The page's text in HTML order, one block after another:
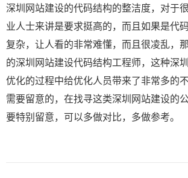
深圳网站建设的代码结构的整洁度，对于
业人士来讲是要求挺高的，而且如果是代
复杂，让人看的非常难懂，而且很凌乱，
的深圳网站建设代码结构工程师，这种深
优化的过程中给优化人员带来了非常多的
需要留意的，在找寻这类深圳网站建设的
要特别留意，可以多做对比，多做参考。